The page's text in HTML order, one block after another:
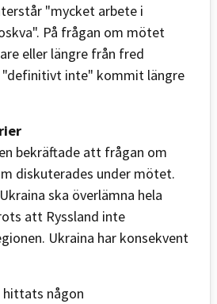
"mycket arbete i
På frågan om mötet
eller längre från fred
"definitivt inte" kommit längre
bekräftade att frågan om
diskuterades under mötet.
ska överlämna hela
att Ryssland inte
Ukraina har konsekvent
hittats någon